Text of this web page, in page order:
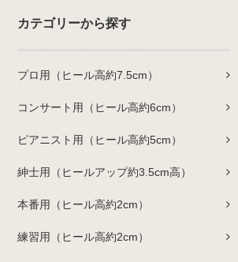
カテゴリーから探す
プロ用（ヒール高約7.5cm）
コンサート用（ヒール高約6cm）
ピアニスト用（ヒール高約5cm）
紳士用（ヒールアップ約3.5cm高）
本番用（ヒール高約2cm）
練習用（ヒール高約2cm）